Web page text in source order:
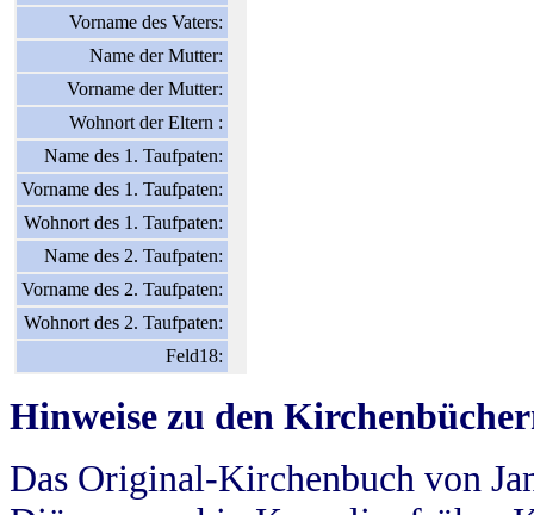
Vorname des Vaters:
Name der Mutter:
Vorname der Mutter:
Wohnort der Eltern :
Name des 1. Taufpaten:
Vorname des 1. Taufpaten:
Wohnort des 1. Taufpaten:
Name des 2. Taufpaten:
Vorname des 2. Taufpaten:
Wohnort des 2. Taufpaten:
Feld18:
Hinweise zu den
Das Original-Kirchenbuch von